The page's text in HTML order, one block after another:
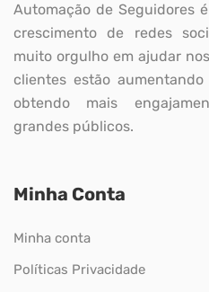
Automação de Seguidores
crescimento de redes
muito orgulho em ajudar
clientes estão
obtendo mais
grandes públicos.
Minha Conta
Minha conta
Políticas Privacidade